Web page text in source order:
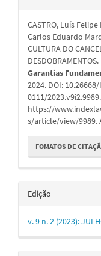
artigo
CASTRO, Luís
Carlos Eduardo
CULTURA DO
DESDOBRAMENTOS.
Garantias
2024. DOI:
0111/
https://
s/article/view/9989.
FOMATOS DE
Edição
v. 9 n. 2 (2023):